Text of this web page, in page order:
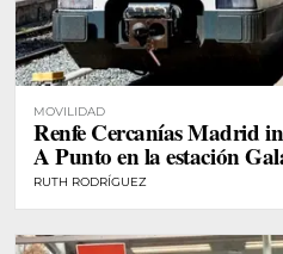
MOVILIDAD
Renfe Cercanías Madrid
A Punto en la estación
RUTH RODRÍGUEZ